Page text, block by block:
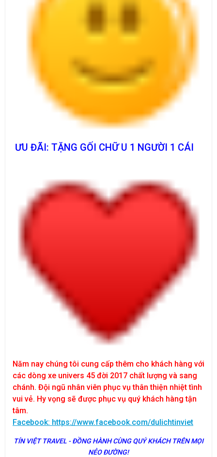
ƯU ĐÃI: TẶNG GỐI CHỮ U 1 NGƯỜI 1 CÁI
Năm nay chúng tôi cung cấp thêm cho khách hàng với
các dòng xe univers 45 đời 2017 chất lượng và sang
chánh. Đội ngũ nhân viên phục vụ thân thiện nhiệt tình
vui vẻ. Hy vọng sẽ được phục vụ quý khách hàng tận
tâm.
Facebook: https://www.facebook.com/dulichtinviet
TÍN VIỆT TRAVEL - ĐỒNG HÀNH CÙNG QUÝ KHÁCH TRÊN MỌI
NẺO ĐƯỜNG!